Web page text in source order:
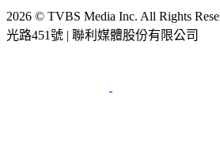
2026 © TVBS Media Inc. All Rights
光路451號 | 聯利媒體股份有限公司